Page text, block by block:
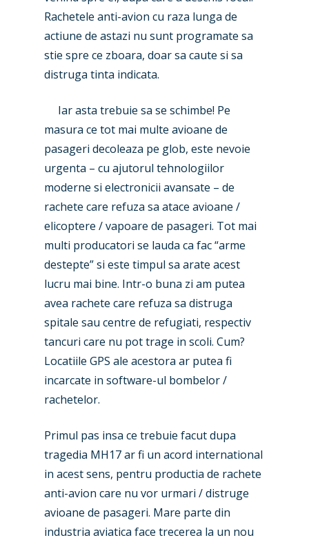
Rachetele anti-avion cu raza lunga de
actiune de astazi nu sunt programate sa
stie spre ce zboara, doar sa caute si sa
distruga tinta indicata.
Iar asta trebuie sa se schimbe! Pe
masura ce tot mai multe avioane de
pasageri decoleaza pe glob, este nevoie
urgenta – cu ajutorul tehnologiilor
moderne si electronicii avansate – de
rachete care refuza sa atace avioane /
elicoptere / vapoare de pasageri. Tot mai
multi producatori se lauda ca fac “arme
destepte” si este timpul sa arate acest
lucru mai bine. Intr-o buna zi am putea
avea rachete care refuza sa distruga
spitale sau centre de refugiati, respectiv
tancuri care nu pot trage in scoli. Cum?
Locatiile GPS ale acestora ar putea fi
incarcate in software-ul bombelor /
rachetelor.
Primul pas insa ce trebuie facut dupa
tragedia MH17 ar fi un acord international
in acest sens, pentru productia de rachete
anti-avion care nu vor urmari / distruge
avioane de pasageri. Mare parte din
industria aviatica face trecerea la un nou
Industry
Accidents / Incidents
Airshows
Paris 2025
Farnborough 2024
Paris 2023
Farnborough 2022
Dubai 2019
Paris 2019
Military
Trip Reports
Marketplace
Jobs
Contact